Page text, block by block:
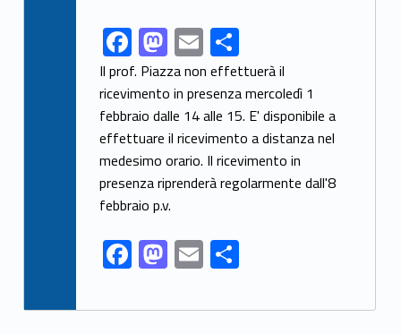
Link identifier share facebook archive #share-link-archive-19284F
ac
e
b
o
o
k
M
as
to
d
o
n
E
m
ai
l
C
o
n
di
vi
di
Il prof. Piazza non effettuerà il
ricevimento in presenza mercoledì 1
febbraio dalle 14 alle 15. E' disponibile a
effettuare il ricevimento a distanza nel
medesimo orario. Il ricevimento in
presenza riprenderà regolarmente dall'8
febbraio p.v.
F
ac
e
M
as
to
E
m
ai
C
o
n